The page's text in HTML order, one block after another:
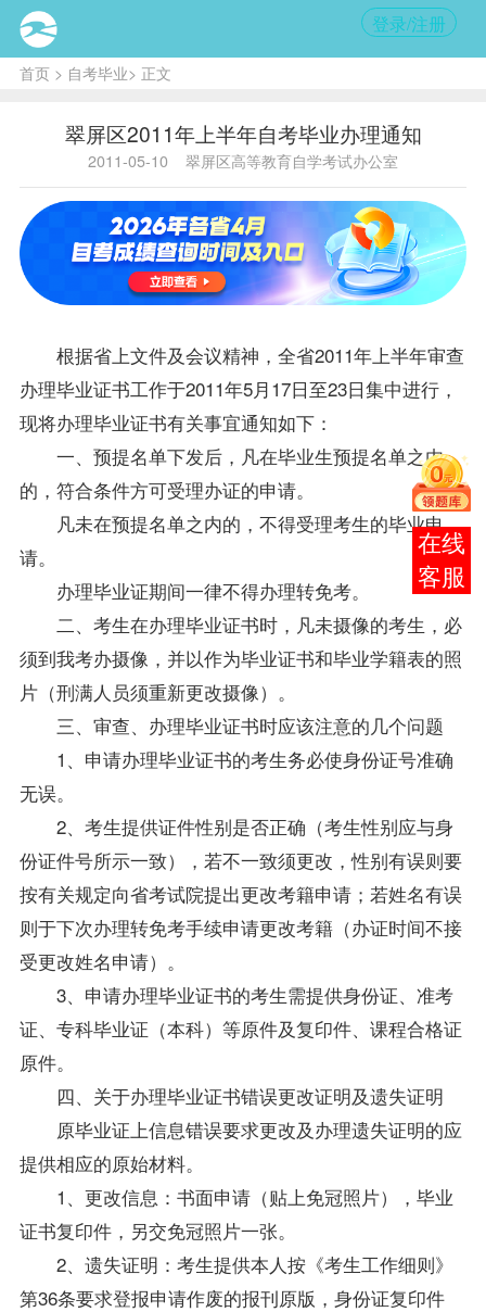
登录/注册
首页> 自考毕业> 正文
翠屏区2011年上半年自考毕业办理通知
2011-05-10 翠屏区高等教育自学考试办公室
根据省上文件及会议精神，全省2011年上半年审查
办理毕业证书工作于2011年5月17日至23日集中进行，
现将办理毕业证书有关事宜通知如下：
一、预提名单下发后，凡在毕业生预提名单之内
的，符合条件方可受理办证的申请。
凡未在预提名单之内的，不得受理考生的毕业申
请。
办理毕业证期间一律不得办理转免考。
二、考生在办理毕业证书时，凡未摄像的考生，必
须到我考办摄像，并以作为毕业证书和毕业学籍表的照
片（刑满人员须重新更改摄像）。
三、审查、办理毕业证书时应该注意的几个问题
1、申请办理毕业证书的考生务必使身份证号准确
无误。
2、考生提供证件性别是否正确（考生性别应与身
份证件号所示一致），若不一致须更改，性别有误则要
按有关规定向省考试院提出更改考籍申请；若姓名有误
则于下次办理转免考手续申请更改考籍（办证时间不接
受更改姓名申请）。
3、申请办理毕业证书的考生需提供身份证、 准考
证、专科毕业证（本科）等原件及复印件、 课程合格证
原件。
四、关于办理毕业证书错误更改证明及遗失证明
原毕业证上信息错误要求更改及办理遗失证明的应
提供相应的原始材料。
1、更改信息：书面申请（贴上免冠照片），毕业
证书复印件，另交免冠照片一张。
2、遗失证明：考生提供本人按《考生工作细则》
第36条要求登报申请作废的报刊原版，身份证复印件
报考
咨询